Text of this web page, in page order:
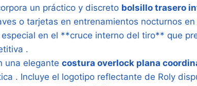
un práctico y discreto bolsillo trasero
o tarjetas en entrenamientos nocturnos en
en el **cruce interno del tiro** que
.
una elegante costura overlock plana
. Incluye el logotipo reflectante de Roly